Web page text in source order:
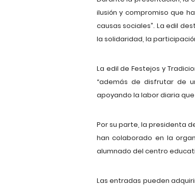
ilusión y compromiso que
causas sociales”. La edil
la solidaridad, la
La edil de Festejos y
“además de disfrutar de
apoyando la labor diaria
Por su parte, la presidenta
han colaborado en la
alumnado del centro
Las entradas pueden